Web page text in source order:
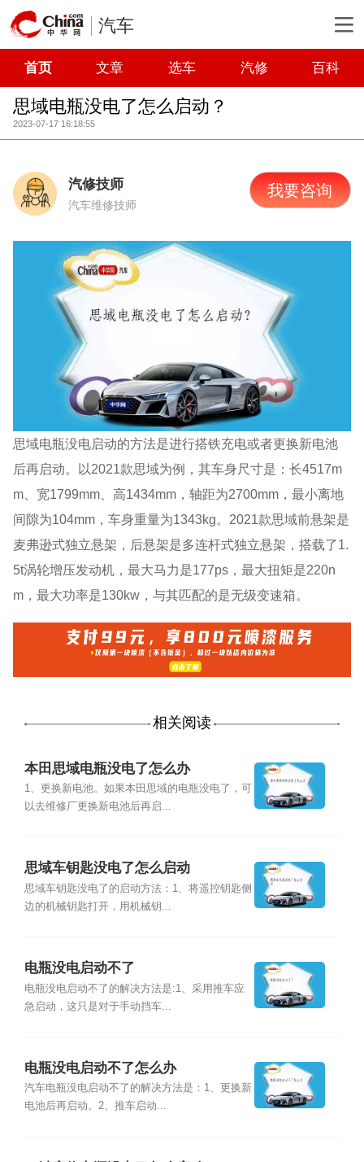
汽车
首页 文章 选车 汽修 百科
思域电瓶没电了怎么启动？
2023-07-17 16:18:55
汽修技师
汽车维修技师
我要咨询
思域电瓶没电启动的方法是进行搭铁充电或者更换新电池
后再启动。以2021款思域为例，其车身尺寸是：长4517m
m、宽1799mm、高1434mm，轴距为2700mm，最小离地
间隙为104mm，车身重量为1343kg。2021款思域前悬架是
麦弗逊式独立悬架，后悬架是多连杆式独立悬架，搭载了1.
5t涡轮增压发动机，最大马力是177ps，最大扭矩是220n
m，最大功率是130kw，与其匹配的是无级变速箱。
相关阅读
本田思域电瓶没电了怎么办
1、更换新电池。如果本田思域的电瓶没电了，可
以去维修厂更换新电池后再启...
思域车钥匙没电了怎么启动
思域车钥匙没电了的启动方法：1、将遥控钥匙侧
边的机械钥匙打开，用机械钥...
电瓶没电启动不了
电瓶没电启动不了的解决方法是:1、采用推车应
急启动，这只是对于手动挡车...
电瓶没电启动不了怎么办
汽车电瓶没电启动不了的解决方法是：1、更换新
电池后再启动。2、推车启动...